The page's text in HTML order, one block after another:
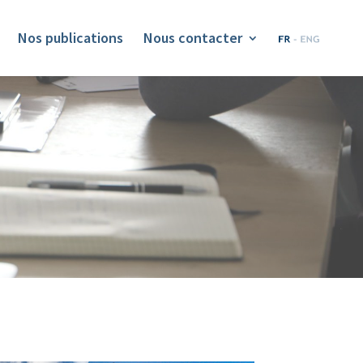
Nos publications Nous contacter